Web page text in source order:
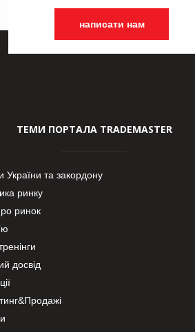
написати нам
ТЕМИ ПОРТАЛА TRADEMASTER
України та закордону
ринку
ринок
досвід